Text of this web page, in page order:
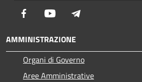
Facebook Youtube
AMMINISTRAZIONE
Organi di Governo
Aree Amministrative